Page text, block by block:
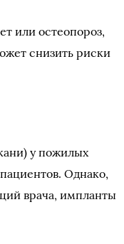
или остеопороз,
снизить риски
у пожилых
Однако,
врача, импланты